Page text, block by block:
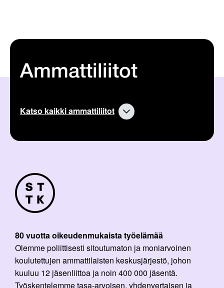
Ammattiliitot
Katso kaikki ammattiliitot
80 vuotta oikeudenmukaista työelämää
Olemme poliittisesti sitoutumaton ja moniarvoinen
koulutettujen ammattilaisten keskusjärjestö, johon
kuuluu 12 jäsenliittoa ja noin 400 000 jäsentä.
Työskentelemme tasa-arvoisen, yhdenvertaisen ja